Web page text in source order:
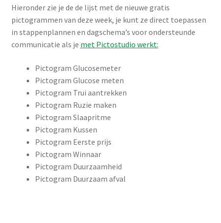
Hieronder zie je de de lijst met de nieuwe gratis
pictogrammen van deze week, je kunt ze direct toepassen
in stappenplannen en dagschema’s voor ondersteunde
communicatie als je met Pictostudio werkt:
Pictogram Glucosemeter
Pictogram Glucose meten
Pictogram Trui aantrekken
Pictogram Ruzie maken
Pictogram Slaapritme
Pictogram Kussen
Pictogram Eerste prijs
Pictogram Winnaar
Pictogram Duurzaamheid
Pictogram Duurzaam afval